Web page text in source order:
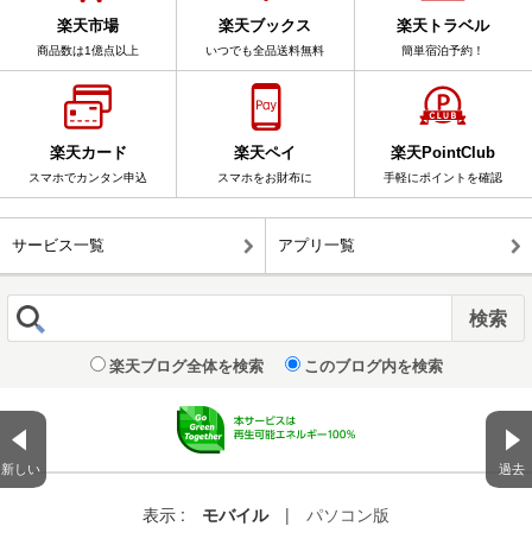
新しい 過去
楽天市場
商品数は1億点以上
楽天ブックス
いつでも全品送料無料
楽天トラベル
簡単宿泊予約！
楽天カード
スマホでカンタン申込
楽天ペイ
スマホをお財布に
楽天PointClub
手軽にポイントを確認
サービス一覧 アプリ一覧
楽天ブログ全体を検索 このブログ内を検索
表示 : モバイル |
パソコン版